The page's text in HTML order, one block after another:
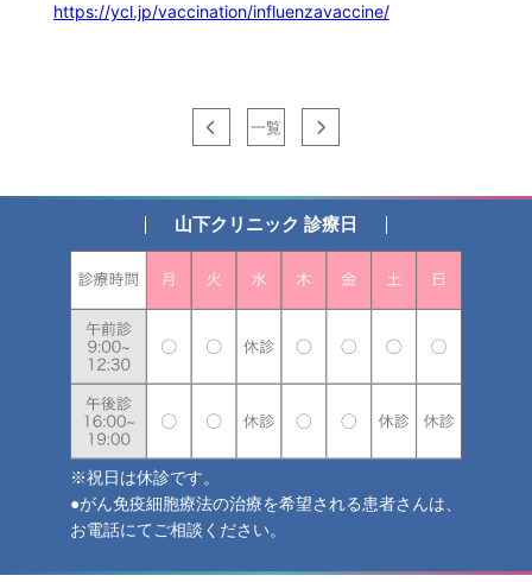
https://ycl.jp/vaccination/influenzavaccine/
一覧
山下クリニック 診療日
※祝日は休診です。
●がん免疫細胞療法の治療を希望される患者さんは、
お電話にてご相談ください。